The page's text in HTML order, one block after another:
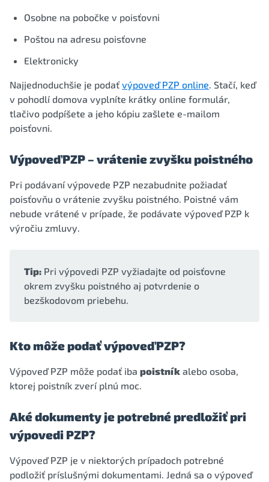
Osobne na pobočke v poisťovni
Poštou na adresu poisťovne
Elektronicky
Najjednoduchšie je podať výpoveď PZP online. Stačí, keď
v pohodlí domova vyplníte krátky online formulár,
tlačivo podpíšete a jeho kópiu zašlete e-mailom
poisťovni.
Výpoveď PZP – vrátenie zvyšku poistného
Pri podávaní výpovede PZP nezabudnite požiadať
poisťovňu o vrátenie zvyšku poistného. Poistné vám
nebude vrátené v prípade, že podávate výpoveď PZP k
výročiu zmluvy.
Tip: Pri výpovedi PZP vyžiadajte od poisťovne
okrem zvyšku poistného aj potvrdenie o
bezškodovom priebehu.
Kto môže podať výpoveď PZP?
Výpoveď PZP môže podať iba poistník alebo osoba,
ktorej poistník zverí plnú moc.
Aké dokumenty je potrebné predložiť pri
výpovedi PZP?
Výpoveď PZP je v niektorých prípadoch potrebné
podložiť príslušnými dokumentami. Jedná sa o výpoveď